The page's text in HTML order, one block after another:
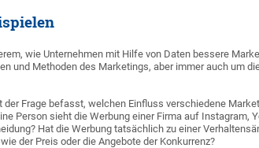
wie Unternehmen mit Hilfe von Daten bessere
und Methoden des Marketings, aber immer auch um
Frage befasst, welchen Einfluss verschiedene
Person sieht die Werbung einer Firma auf Instagram,
Hat die Werbung tatsächlich zu einer
der Preis oder die Angebote der Konkurrenz?